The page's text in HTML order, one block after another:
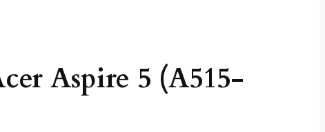
Aspire 5 (A515-